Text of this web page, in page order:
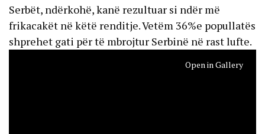
Serbët, ndërkohë, kanë rezultuar si ndër më
frikacakët në këtë renditje. Vetëm 36%e popullatës
shprehet gati për të mbrojtur Serbinë në rast lufte.
Open in Gallery